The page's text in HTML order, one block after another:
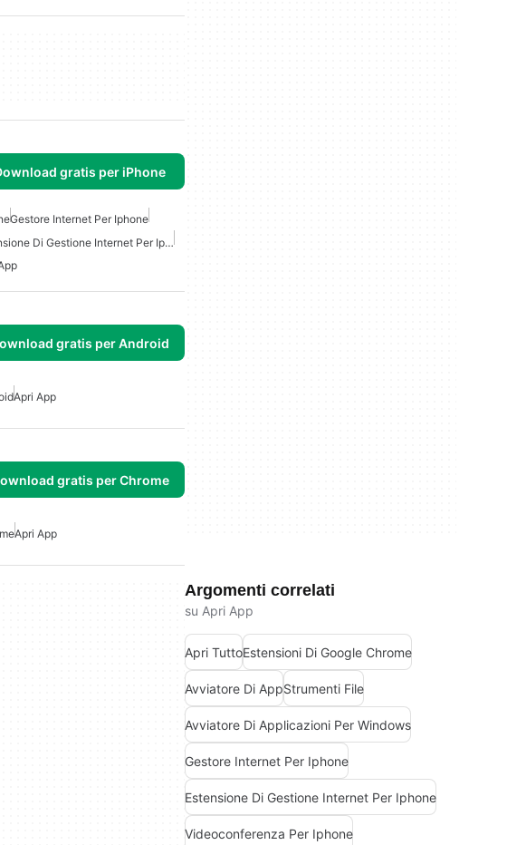
gratis per iPhone
Gestore Internet Per Iphone
Estensione Di Gestione Internet Per Iphone
gratis per Android
Apri App
gratis per Chrome
Apri App
Argomenti correlati
su Apri App
Apri TuttoEstensioni Di Google Chrome
Avviatore Di AppStrumenti File
Avviatore Di Applicazioni Per Windows
Gestore Internet Per Iphone
Estensione Di Gestione Internet Per Iphone
Videoconferenza Per Iphone